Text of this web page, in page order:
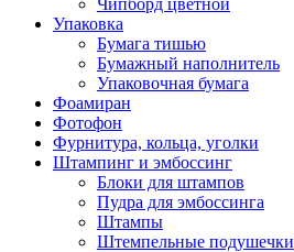
Чипборд цветной
Упаковка
Бумага тишью
Бумажный наполнитель
Упаковочная бумага
Фоамиран
Фотофон
Фурнитура, кольца, уголки
Штампинг и эмбоссинг
Блоки для штампов
Пудра для эмбоссинга
Штампы
Штемпельные подушечки